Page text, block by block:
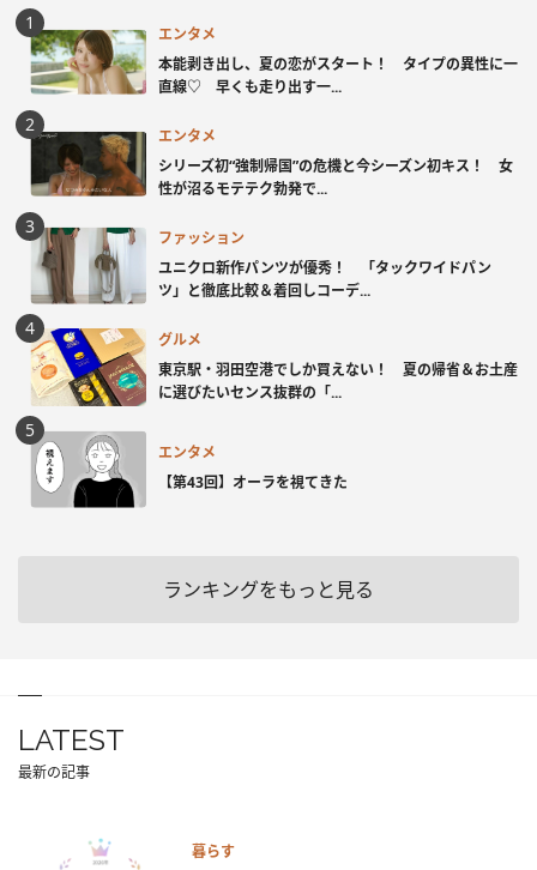
エンタメ
本能剥き出し、夏の恋がスタート！ タイプの異性に一
直線♡ 早くも走り出す一...
エンタメ
シリーズ初“強制帰国”の危機と今シーズン初キス！ 女
性が沼るモテテク勃発で...
ファッション
ユニクロ新作パンツが優秀！ 「タックワイドパン
ツ」と徹底比較＆着回しコーデ...
グルメ
東京駅・羽田空港でしか買えない！ 夏の帰省＆お土産
に選びたいセンス抜群の「...
エンタメ
【第43回】オーラを視てきた
ランキングをもっと見る
LATEST
最新の記事
暮らす